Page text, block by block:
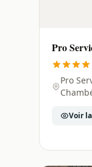
Pro
Pro
Voir